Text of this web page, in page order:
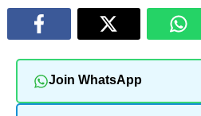
Join WhatsApp